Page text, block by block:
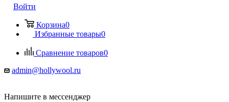
Войти
Корзина0
Избранные товары0
Сравнение товаров0
admin@hollywool.ru
Напишите в мессенджер